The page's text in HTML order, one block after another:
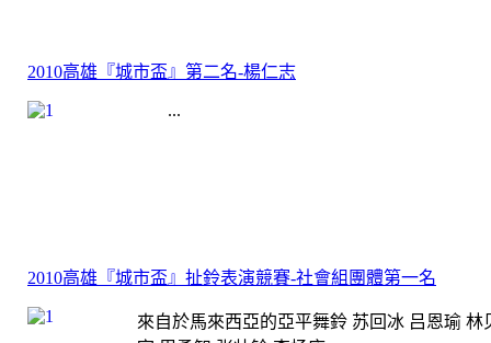
2010高雄『城市盃』第二名-楊仁志
...
2010高雄『城市盃』扯鈴表演競賽-社會組團體第一名
來自於馬來西亞的亞平舞鈴 苏回冰 吕恩瑜 林